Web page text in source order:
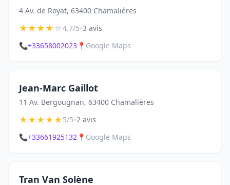
4 Av. de Royat, 63400 Chamalières
★★★★☆4.7/5•3 avis
📞+33658002023 📍 Google Maps
Jean-Marc Gaillot
11 Av. Bergougnan, 63400 Chamalières
★★★★★5/5•2 avis
📞+33661925132 📍 Google Maps
Tran Van Solène